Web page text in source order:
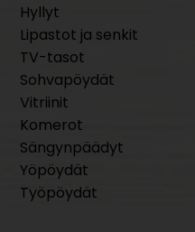
Hyllyt
Lipastot ja senkit
TV-tasot
Sohvapöydät
Vitriinit
Komerot
Sängynpäädyt
Yöpöydät
Työpöydät